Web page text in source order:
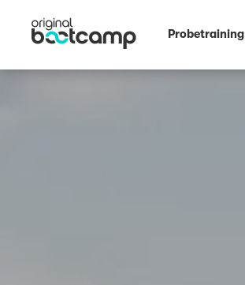
Probetraining